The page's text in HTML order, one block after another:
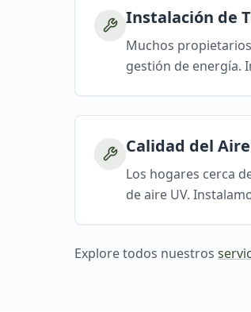
Instalación de
Muchos
gestión de energía.
Calidad del
Los hogares cerca
de aire UV.
Explore todos nuestros